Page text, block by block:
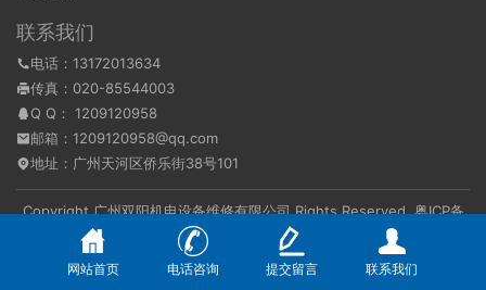
联系我们
电话：13172013634
传真：020-85544003
Q Q： 1209120958
邮箱：1209120958@qq.com
地址：广州天河区侨乐街38号101
Copyright 广州双阳机电设备维修有限公司 Rights Reserved.粤ICP备
16095869号
本站资源均来自互联网，仅供学习与参考，请勿用于商业和其他非法用
途。如果侵犯了您的权益请与我们联系，我们将在24小时内删除。
网站首页 电话咨询 提交留言 联系我们